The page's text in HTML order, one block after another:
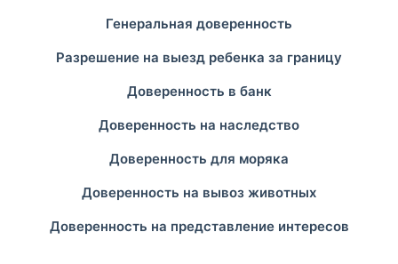
Генеральная доверенность
Разрешение на выезд ребенка за границу
Доверенность в банк
Доверенность на наследство
Доверенность для моряка
Доверенность на вывоз животных
Доверенность на представление интересов